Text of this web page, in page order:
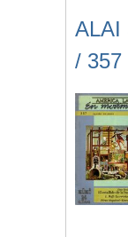
ALAI
/ 357